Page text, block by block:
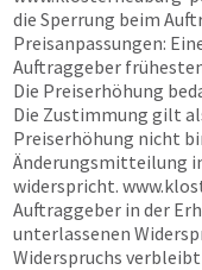
die Sperrung beim
Preisanpassungen:
Auftraggeber
Die Preiserhöhung
Die Zustimmung gilt
Preiserhöhung nicht
Änderungsmitteilung
widerspricht.
Auftraggeber in der
unterlassenen
Widerspruchs